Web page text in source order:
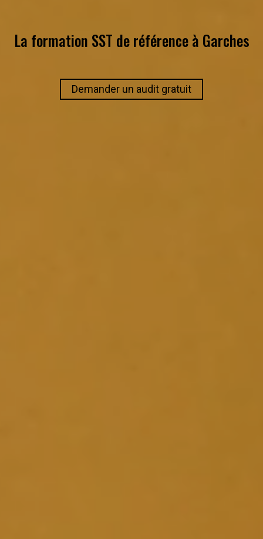
La formation SST de référence à Garches
Demander un audit gratuit